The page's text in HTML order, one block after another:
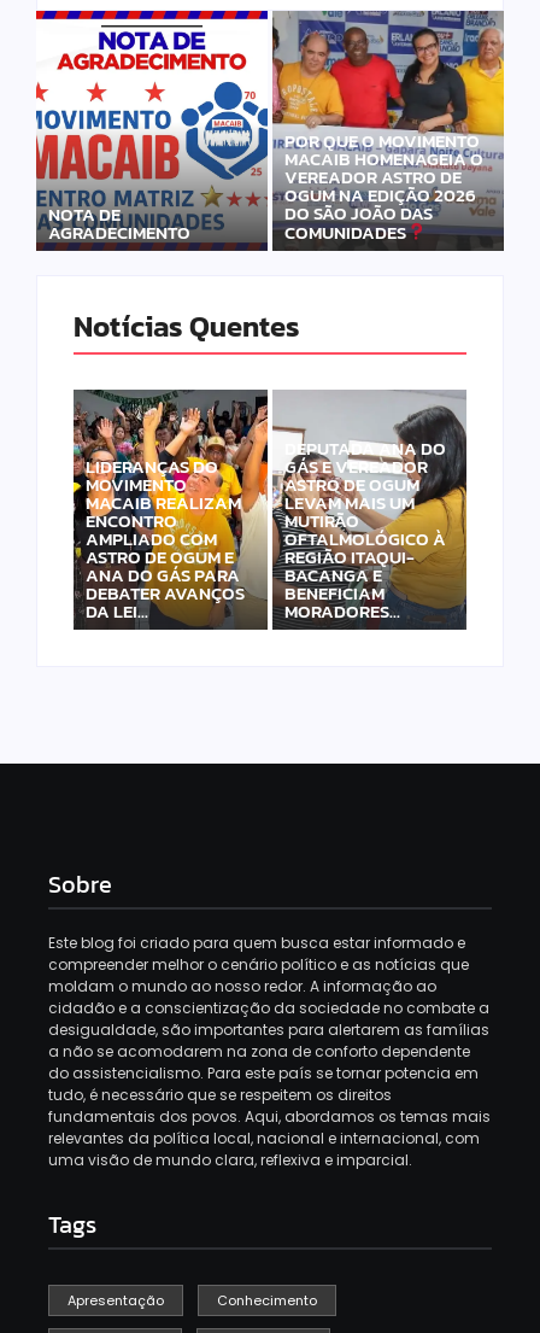
NOTA DE
AGRADECIMENTO
POR QUE O MOVIMENTO
MACAIB HOMENAGEIA O
VEREADOR ASTRO DE
OGUM NA EDIÇÃO 2026
DO SÃO JOÃO DAS
COMUNIDADES
Notícias Quentes
LIDERANÇAS DO
MOVIMENTO
MACAIB REALIZAM
ENCONTRO
AMPLIADO COM
ASTRO DE OGUM E
ANA DO GÁS PARA
DEBATER AVANÇOS
DA LEI…
DEPUTADA ANA DO
GÁS E VEREADOR
ASTRO DE OGUM
LEVAM MAIS UM
MUTIRÃO
OFTALMOLÓGICO À
REGIÃO ITAQUI-
BACANGA E
BENEFICIAM
MORADORES…
Sobre
Este blog foi criado para quem busca estar informado e
compreender melhor o cenário político e as notícias que
moldam o mundo ao nosso redor. A informação ao
cidadão e a conscientização da sociedade no combate a
desigualdade, são importantes para alertarem as famílias
a não se acomodarem na zona de conforto dependente
do assistencialismo. Para este país se tornar potencia em
tudo, é necessário que se respeitem os direitos
fundamentais dos povos. Aqui, abordamos os temas mais
relevantes da política local, nacional e internacional, com
uma visão de mundo clara, reflexiva e imparcial.
Tags
Apresentação Conhecimento